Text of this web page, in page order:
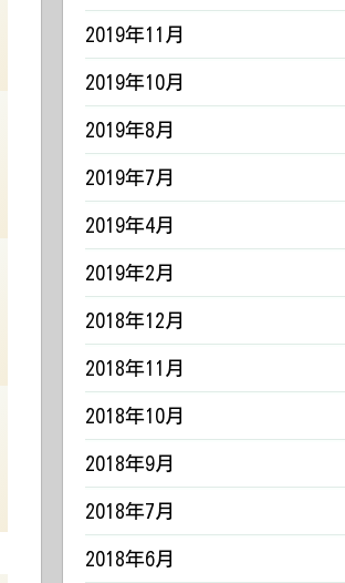
2019年11月
2019年10月
2019年8月
2019年7月
2019年4月
2019年2月
2018年12月
2018年11月
2018年10月
2018年9月
2018年7月
2018年6月